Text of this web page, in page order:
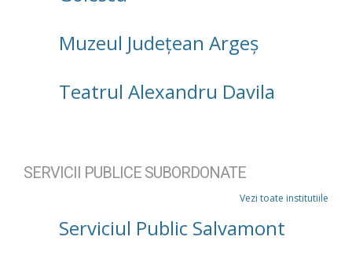
Muzeul Județean Argeș
Teatrul Alexandru Davila
SERVICII PUBLICE SUBORDONATE
Vezi toate institutiile
Serviciul Public Salvamont